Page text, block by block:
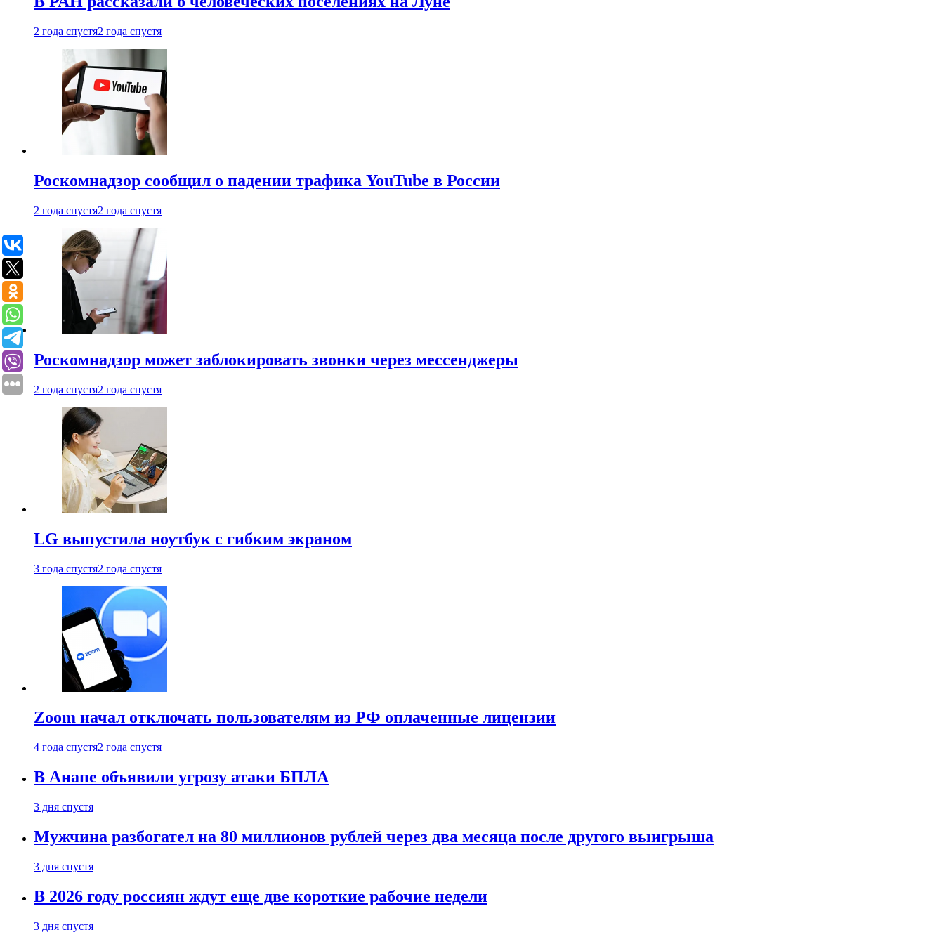
2 года спустя2 года спустя
Роскомнадзор сообщил о падении трафика YouTube в России
2 года спустя2 года спустя
Роскомнадзор может заблокировать звонки через мессенджеры
2 года спустя2 года спустя
LG выпустила ноутбук с гибким экраном
3 года спустя2 года спустя
Zoom начал отключать пользователям из РФ оплаченные лицензии
4 года спустя2 года спустя
В Анапе объявили угрозу атаки БПЛА
3 дня спустя
Мужчина разбогател на 80 миллионов рублей через два месяца после другого выигрыша
3 дня спустя
В 2026 году россиян ждут еще две короткие рабочие недели
3 дня спустя